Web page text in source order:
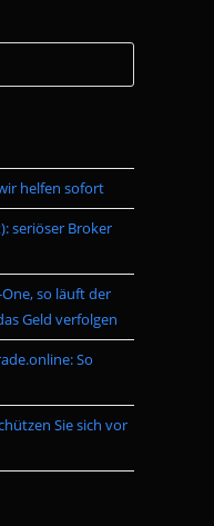
Escape
the
helfen sofort
seriöser Broker
so läuft der
Geld verfolgen
So
Sie sich vor